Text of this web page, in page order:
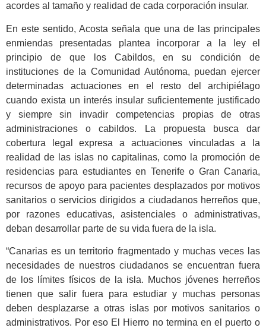
acordes al tamaño y realidad de cada corporación insular.
En este sentido, Acosta señala que una de las principales
enmiendas presentadas plantea incorporar a la ley el
principio de que los Cabildos, en su condición de
instituciones de la Comunidad Autónoma, puedan ejercer
determinadas actuaciones en el resto del archipiélago
cuando exista un interés insular suficientemente justificado
y siempre sin invadir competencias propias de otras
administraciones o cabildos. La propuesta busca dar
cobertura legal expresa a actuaciones vinculadas a la
realidad de las islas no capitalinas, como la promoción de
residencias para estudiantes en Tenerife o Gran Canaria,
recursos de apoyo para pacientes desplazados por motivos
sanitarios o servicios dirigidos a ciudadanos herreños que,
por razones educativas, asistenciales o administrativas,
deban desarrollar parte de su vida fuera de la isla.
“Canarias es un territorio fragmentado y muchas veces las
necesidades de nuestros ciudadanos se encuentran fuera
de los límites físicos de la isla. Muchos jóvenes herreños
tienen que salir fuera para estudiar y muchas personas
deben desplazarse a otras islas por motivos sanitarios o
administrativos. Por eso El Hierro no termina en el puerto o